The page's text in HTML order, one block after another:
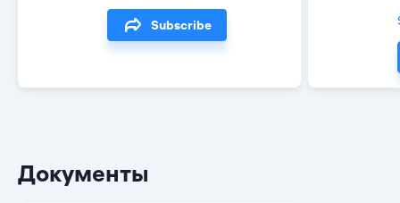
Subscribe
Документы